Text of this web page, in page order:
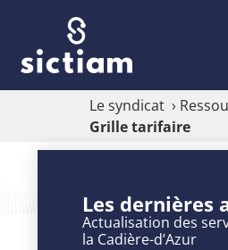
Le syndicat ›
Grille tarifaire
tarifaire
Les dernières
Actualisation des
la Cadière-d’Azur